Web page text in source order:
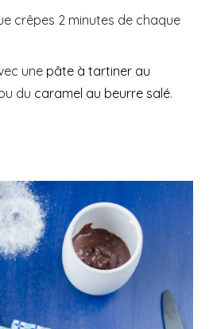
crêpes 2 minutes de chaque
une pâte à tartiner au
du caramel au beurre salé.